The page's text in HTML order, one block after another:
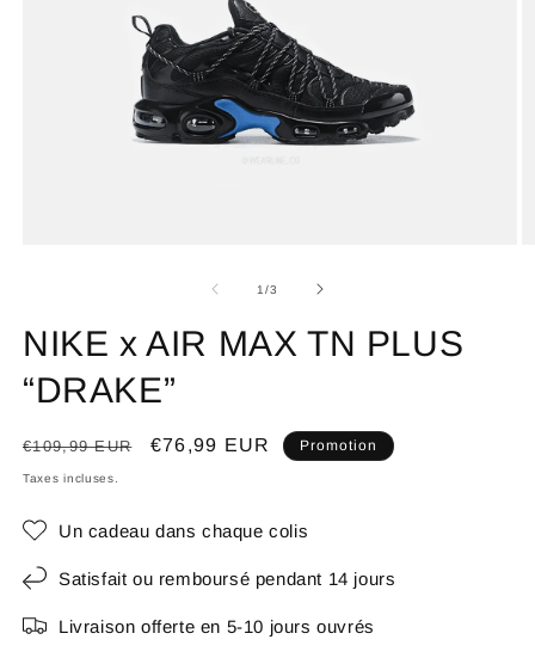
1/de
3
NIKE x AIR MAX TN PLUS
“DRAKE”
Prix
habituel
€109,99 EUR
Prix
€76,99 EUR Promotion
Taxes incluses.
Un cadeau dans chaque colis
Satisfait ou remboursé pendant 14 jours
Livraison offerte en 5-10 jours ouvrés